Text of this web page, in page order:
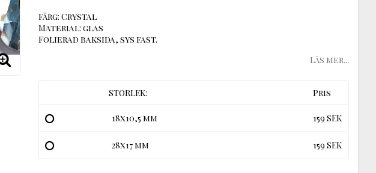
Färg: Crystal
Material: glas
Folierad baksida, sys fast.
Läs mer...
STORLEK: Pris
18x10,5 mm 159 SEK
28x17 mm 159 SEK